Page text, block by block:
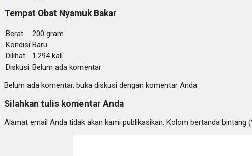
Tempat Obat Nyamuk Bakar
Berat
200 gram
Kondisi Baru
Dilihat
1.294 kali
Diskusi Belum ada komentar
Belum ada komentar, buka diskusi dengan komentar Anda.
Silahkan tulis komentar Anda
Alamat email Anda tidak akan kami publikasikan. Kolom bertanda bintang